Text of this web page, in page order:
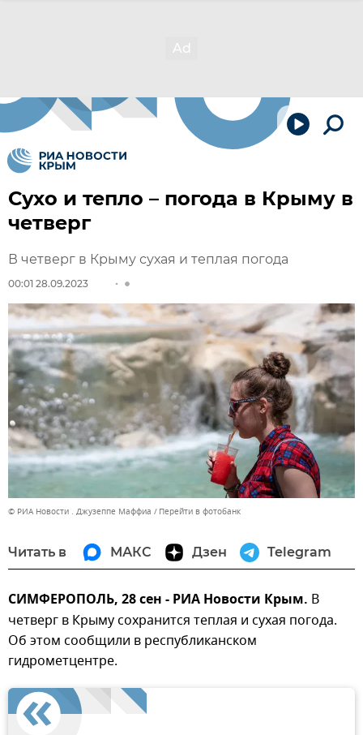
Сухо и тепло – погода в Крыму в
четверг
В четверг в Крыму сухая и теплая погода
00:01 28.09.2023
© РИА Новости . Джузеппе Маффиа Перейти в фотобанк
Читать в МАКС Дзен Telegram
СИМФЕРОПОЛЬ, 28 сен - РИА Новости Крым. В
четверг в Крыму сохранится теплая и сухая погода.
Об этом сообщили в республиканском
гидрометцентре.